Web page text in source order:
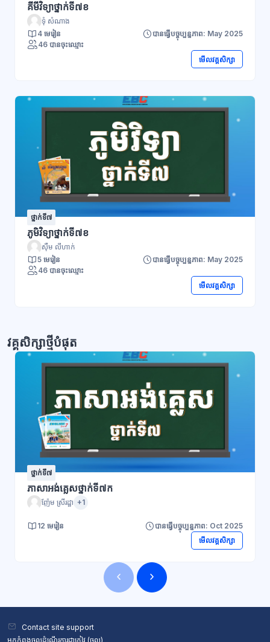
គីមីវិទ្យាថ្នាក់ទី៧ខ
ទុំ សំណាង
4 មេរៀន
បានធ្វើបច្ចុប្បន្នភាព: May 2025
46 បានចុះឈ្មោះ
មើលវគ្គសិក្សា
ថ្នាក់ទី៧
ភូមិវិទ្យាថ្នាក់ទី៧ខ
ស៊ឹម លីហាក់
5 មេរៀន
បានធ្វើបច្ចុប្បន្នភាព: May 2025
46 បានចុះឈ្មោះ
មើលវគ្គសិក្សា
វគ្គសិក្សាថ្មីបំផុត
ថ្នាក់ទី៧
ភាសាអង់គ្លេសថ្នាក់ទី៧ក
ញ៉ែម ស្រីរដ្ឋា +1
12 មេរៀន
បានធ្វើបច្ចុប្បន្នភាព: Oct 2025
មើលវគ្គសិក្សា
ប្លុក
Contact site support
អ្នកកំពុងចូលដំណើរការជាភ្ញៀវ (ចូល)